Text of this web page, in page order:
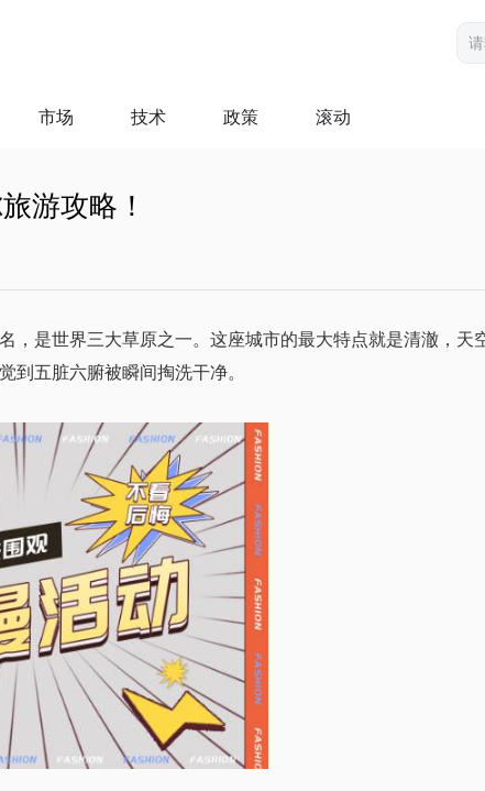
市场 技术 政策 滚动
游攻略！
，是世界三大草原之一。这座城市的最大特点就是清澈，天
到五脏六腑被瞬间掏洗干净。